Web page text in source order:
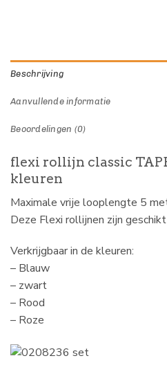
Beschrijving
Aanvullende informatie
Beoordelingen (0)
flexi rollijn classic
kleuren
Maximale vrije looplengte 5
Deze Flexi rollijnen zijn
Verkrijgbaar in de kleuren:
– Blauw
– zwart
– Rood
– Roze